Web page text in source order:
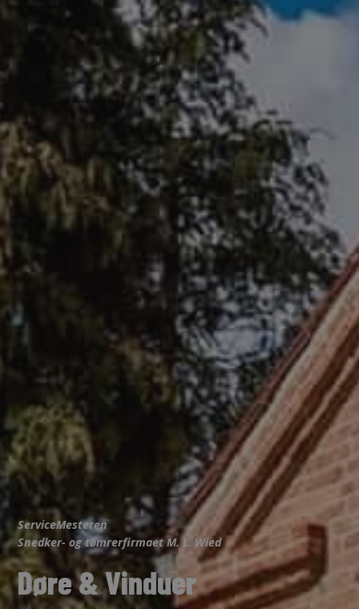
ServiceMesteren
Snedker- og tømrerfirmaet M. L. Wied
Døre & Vinduer